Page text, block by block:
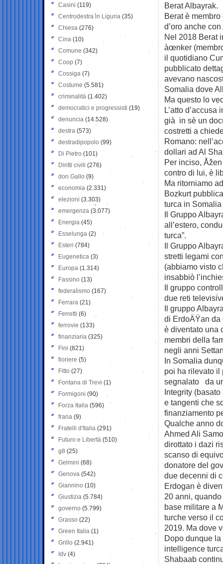
Berat Albayrak.
Berat è
d’oro anche
Nel 2018 Berat
àœnker
il quotidiano
pubblicato
avevano
Somalia dove
Ma questo lo
L’atto
già in sè un
costretti a
Romano:
dollari ad Al
Per inciso,
contro di lui, è
Ma ritorniamo
Bozkurt
turca in
Il Gruppo
all’estero,
turca”.
Il Gruppo
stretti legami
(abbiamo visto
insabbiò
Il gruppo
due reti
Il gruppo
di ErdoÄŸan da
è diventato una
membri della
negli anni
In Somalia
poi ha rilevato il
segnalato da
Integrity
e tangenti che
finanziamento
Qualche anno
Ahmed Ali
dirottato i dazi
scanso di
donatore del
due decenni di
Erdogan è
20 anni,
base militare a
turche verso il
2019. Ma dove
Dopo dunque
intelligence
Shabaab
Casini (119)
Centrodestra in Liguria (35)
Chiesa (276)
Cina (10)
Comune (342)
Coop (7)
Cossiga (7)
Costume (5.581)
criminalità (1.402)
democratici e progressisti (19)
denuncia (14.528)
destra (573)
destradipopolo (99)
Di Pietro (101)
Diritti civili (276)
don Gallo (9)
economia (2.331)
elezioni (3.303)
emergenza (3.077)
Energia (45)
Esselunga (2)
Esteri (784)
Eugenetica (3)
Europa (1.314)
Fassino (13)
federalismo (167)
Ferrara (21)
Ferretti (6)
ferrovie (133)
finanziaria (325)
Fini (821)
fioriere (5)
Fitto (27)
Fontana di Trevi (1)
Formigoni (90)
Forza Italia (596)
frana (9)
Fratelli d'Italia (291)
Futuro e Libertà (510)
g8 (25)
Gelmini (68)
Genova (542)
Giannino (10)
Giustizia (5.784)
governo (5.799)
Grasso (22)
Green Italia (1)
Grillo (2.941)
Idv (4)